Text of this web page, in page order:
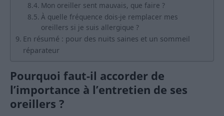
Mon oreiller sent mauvais, que faire ?
À quelle fréquence dois-je remplacer mes
oreillers si je suis allergique ?
En résumé : pour des nuits saines et un sommeil
réparateur
Pourquoi faut-il accorder de
l’importance à l’entretien de ses
oreillers ?